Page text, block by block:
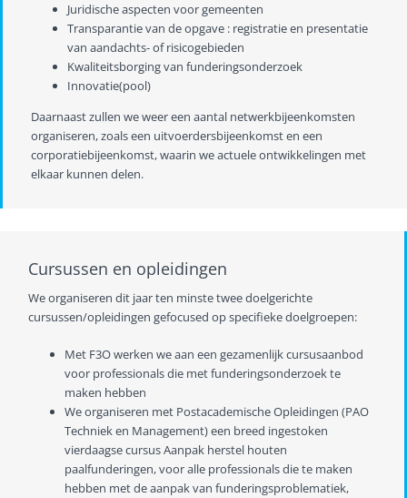
Juridische aspecten voor gemeenten
Transparantie van de opgave : registratie en presentatie
van aandachts- of risicogebieden
Kwaliteitsborging van funderingsonderzoek
Innovatie(pool)
Daarnaast zullen we weer een aantal netwerkbijeenkomsten
organiseren, zoals een uitvoerdersbijeenkomst en een
corporatiebijeenkomst, waarin we actuele ontwikkelingen met
elkaar kunnen delen.
Cursussen en opleidingen
We organiseren dit jaar ten minste twee doelgerichte
cursussen/opleidingen gefocused op specifieke doelgroepen:
Met F3O werken we aan een gezamenlijk cursusaanbod
voor professionals die met funderingsonderzoek te
maken hebben
We organiseren met Postacademische Opleidingen (PAO
Techniek en Management) een breed ingestoken
vierdaagse cursus Aanpak herstel houten
paalfunderingen, voor alle professionals die te maken
hebben met de aanpak van funderingsproblematiek,